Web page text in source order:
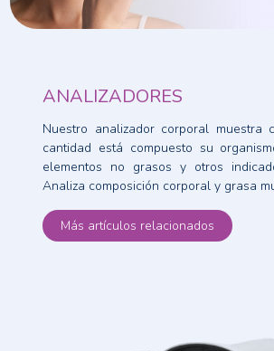
ANALIZADORES
Nuestro analizador corporal muestra
cantidad está compuesto su
elementos no grasos y otros
Analiza composición corporal y grasa
Más artículos relacionados